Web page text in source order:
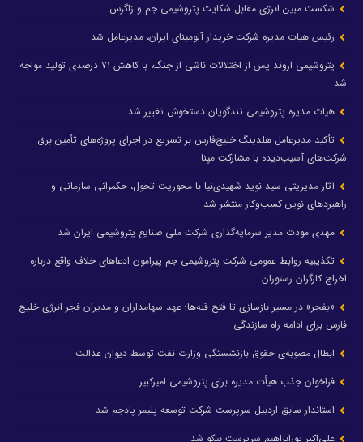
شکست مبین انرژی مقابل شکایت پتروشیمی جم و زاگرس
رئیس هیات مدیره شرکت خریدار آلومینای ایران، مدیرعامل شد
پتروشیمی اروند پس از اختلالات ناشی از جنگ، با کاهش ۷۱ درصدی تولید مواجه
شد
هیات مدیره پتروشیمی تندگویان دستخوش تغییر شد
تأکید مدیرعامل هلدینگ خلیج‌فارس بر تسریع در اجرای پروژه‌های تأمین برق
شرکت‌های آسیب‌دیده با مشارکت مپنا
آثار مدیریتی سید نوید شهیدی‌نیا با محوریت تحول، حکمرانی سازمانی و
راهبردهای نوین کسب‌وکار منتشر شد
مهدی مودت مدیر سرمایه‌گذاری شرکت ملی صنایع پتروشیمی ایران شد
تکذیبیه روابط عمومی شرکت پتروشیمی جم پیرامون ادعاهای خلاف واقع درباره
اخراج کارگران رستوران
«بفجر» در مسیر بازسازی تا فتح قله‌ها؛ عهد سهامداران و مدیران فجر انرژی خلیج
فارس برای ادامه راه سازندگی
ابطال مصوبه‌ی حقوق بازنشستگی وزارت نفت توسط دیوان عدالت
فراخوان جذب هیأت مدیره برای پتروشیمی امیرکبیر
استاندار سابق اردبیل سرپرست شرکت توسعه پلیمر پادجم شد
علی‌اکبر پورابراهیم سرپرست نیکو شد